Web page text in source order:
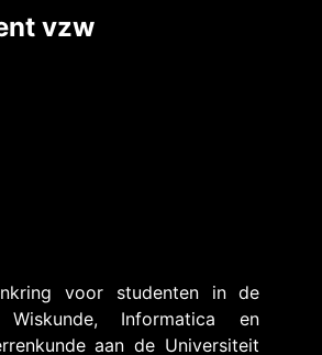
vzw
voor studenten in de
Wiskunde, Informatica en
aan de Universiteit